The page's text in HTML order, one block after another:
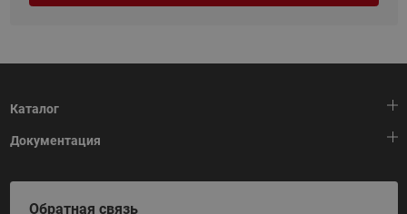
Каталог
Тепловая автоматика
Холодильная техника
Приводная техника
Документация
HeatPlatform (Тепловая платформа)
Полезные программы и инструменты
Обратная связь